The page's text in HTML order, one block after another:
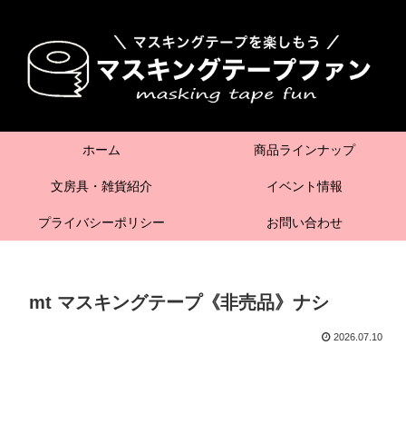
ホーム 商品ラインナップ
文房具・雑貨紹介 イベント情報
プライバシーポリシー お問い合わせ
mt マスキングテープ《非売品》ナシ
2026.07.10